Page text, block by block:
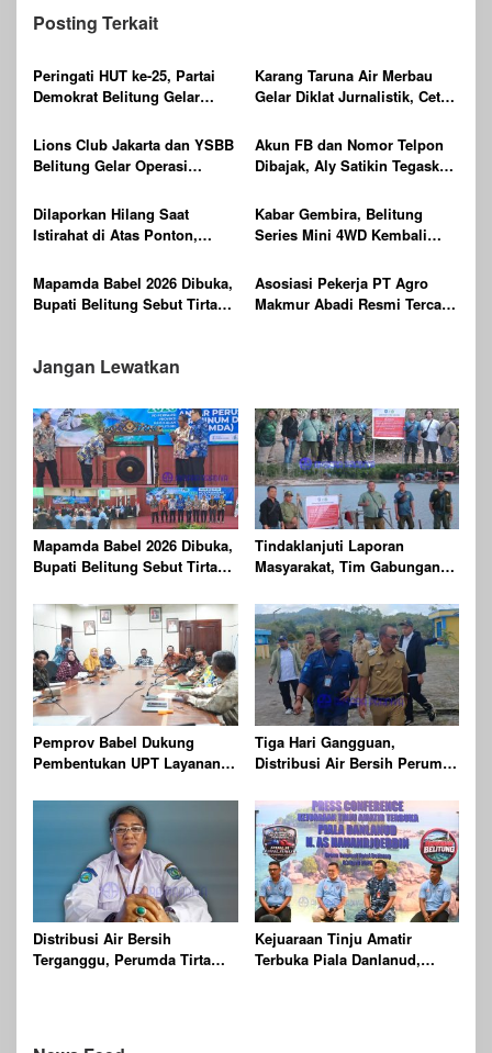
Posting Terkait
Peringati HUT ke-25, Partai
Demokrat Belitung Gelar
Indonesia ASRI
Karang Taruna Air Merbau
Gelar Diklat Jurnalistik, Cetak
Digital
Lions Club Jakarta dan YSBB
Belitung Gelar Operasi
Laser, Targetkan 100 Peserta
Akun FB dan Nomor Telpon
Dibajak, Aly Satikin Tegaskan
Dilaporkan Hilang Saat
Istirahat di Atas Ponton,
Bernyawa
Kabar Gembira, Belitung
Series Mini 4WD Kembali
Mapamda Babel 2026 Dibuka,
Bupati Belitung Sebut Tirta
Asosiasi Pekerja PT Agro
Makmur Abadi Resmi Tercatat
Jangan Lewatkan
Mapamda Babel 2026 Dibuka,
Bupati Belitung Sebut Tirta
Tindaklanjuti Laporan
Masyarakat, Tim Gabungan
Pengawasan Kehutanan
Terpadu di Wilayah KPHP
Gunong Duren
Pemprov Babel Dukung
Pembentukan UPT Layanan
Daerah
Tiga Hari Gangguan,
Distribusi Air Bersih Perumda
Normal
Distribusi Air Bersih
Terganggu, Perumda Tirta
Kejuaraan Tinju Amatir
Terbuka Piala Danlanud,